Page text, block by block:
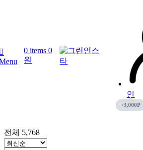
0items 0
원
인
전체 5,768